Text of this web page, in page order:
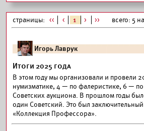
страницы: << < 1 > >> всего: 5
Игорь Лаврук
Итоги 2025 года
В этом году мы организовали и провели
нумизматике, 4 — по фалеристике, 6 —
Советских аукциона. В прошлом годы
один Советский. Это был
«Коллекция Профессора».